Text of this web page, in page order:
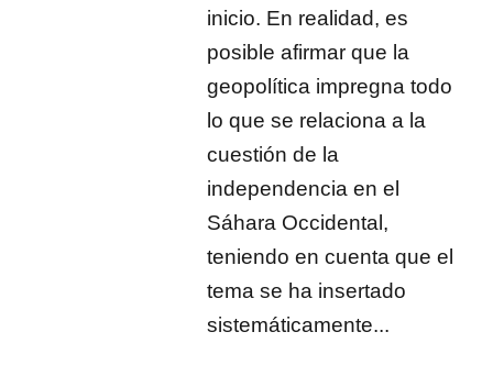
inicio. En realidad, es
posible afirmar que la
geopolítica impregna todo
lo que se relaciona a la
cuestión de la
independencia en el
Sáhara Occidental,
teniendo en cuenta que el
tema se ha insertado
sistemáticamente...